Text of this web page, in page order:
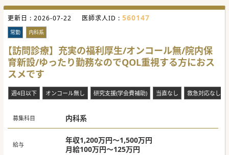
更新日 : 2026-07-22 医師求人ID : 560147
常勤 内科系
【訪問診療】充実の福利厚生/オンコール無/院内保
育新設/ゆったり勤務なのでQOL重視する方におス
スメです
週4日以下 オンコール無し 研究支援(学会費補助) 当直なし 救急対応なし
募集科目 内科系
給与
年収1,200万円～1,500万円
月給100万円～125万円